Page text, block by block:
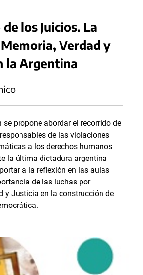
los Juicios. La
Verdad y
la Argentina
se propone abordar el recorrido de
de las violaciones
a los derechos humanos
la última dictadura argentina
a la reflexión en las aulas
de las luchas por
y Justicia en la construcción de